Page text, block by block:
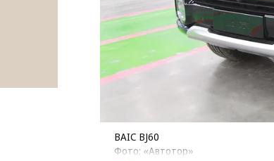
BAIC BJ60
Фото: «Автотор»